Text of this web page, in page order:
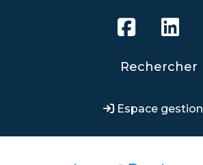
Espace gestion